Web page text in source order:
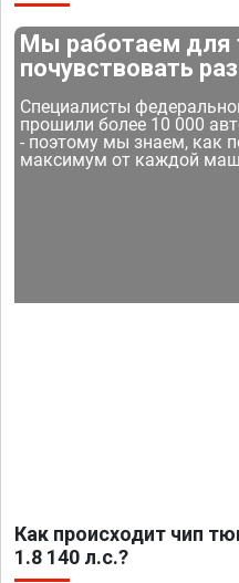
Мы работаем для
почувствовать
Специалисты
прошили более 10 000
- поэтому мы знаем, как
максимум от каждой
Как происходит чип
1.8 140 л.с.?